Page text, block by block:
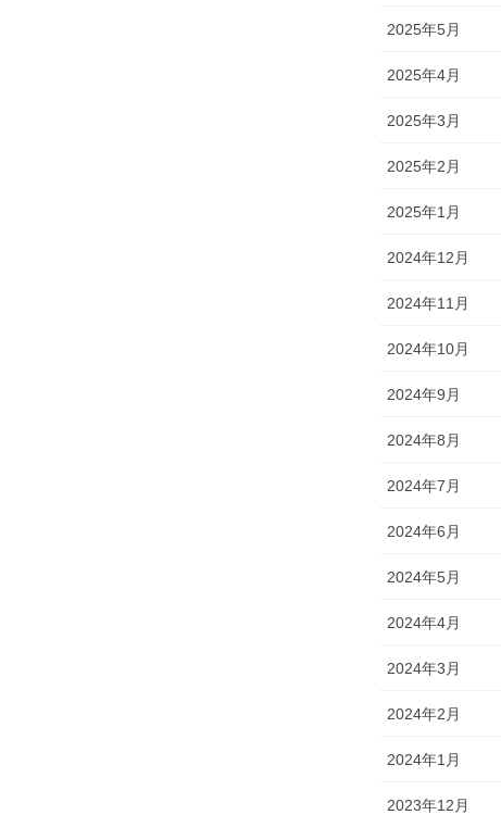
2025年5月
2025年4月
2025年3月
2025年2月
2025年1月
2024年12月
2024年11月
2024年10月
2024年9月
2024年8月
2024年7月
2024年6月
2024年5月
2024年4月
2024年3月
2024年2月
2024年1月
2023年12月